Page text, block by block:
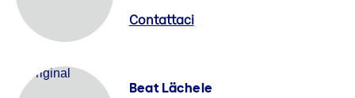
Contattaci
Beat Lächele